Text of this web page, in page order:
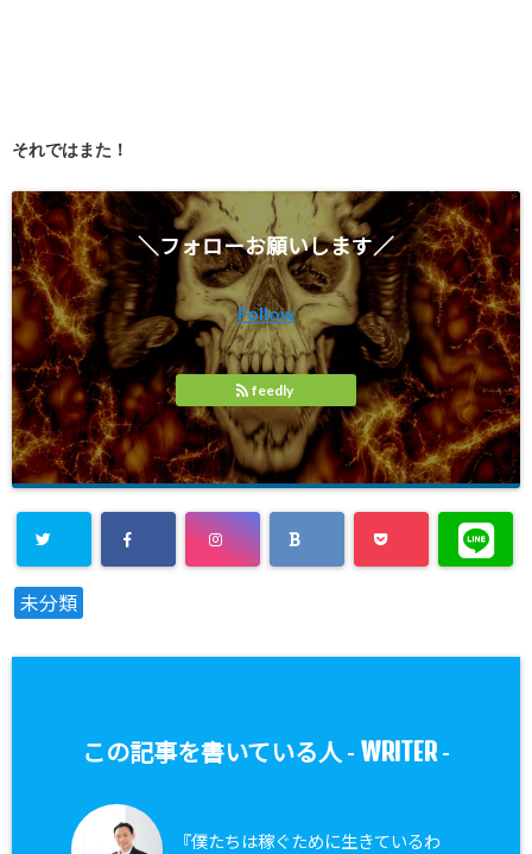
それではまた！
＼フォローお願いします／
Follow
feedly
未分類
この記事を書いている人 - WRITER -
『僕たちは稼ぐために生きているわ